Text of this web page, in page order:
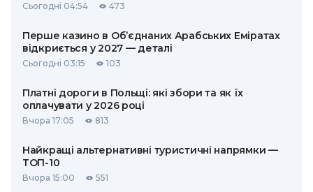
Сьогодні 04:54 473
Перше казино в Об’єднаних Арабських Еміратах
відкриється у 2027 — деталі
Сьогодні 03:15 103
Платні дороги в Польщі: які збори та як їх
оплачувати у 2026 році
Вчора 17:05 813
Найкращі альтернативні туристичні напрямки —
ТОП-10
Вчора 15:00 551